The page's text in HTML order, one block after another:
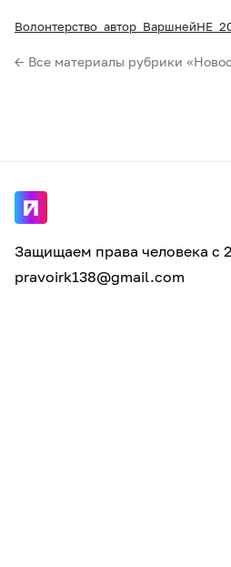
← Все материалы рубрики
Защищаем права человека с
pravoirk138@gmail.com